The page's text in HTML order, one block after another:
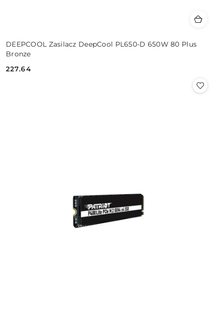
DEEPCOOL Zasilacz DeepCool PL650-D 650W 80 Plus
Bronze
Cena:
227.64